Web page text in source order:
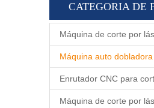
CATEGORIA DE
Máquina de corte por
Máquina auto dobladora
Enrutador CNC para
Máquina de corte por